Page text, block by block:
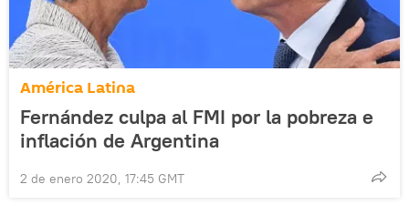
América Latina
Fernández culpa al FMI por la pobreza e
inflación de Argentina
2 de enero 2020, 17:45 GMT